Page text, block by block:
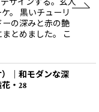
ザインする。玄人
。 黒いチューリ
の深みと赤の艶
とめました。 こ
｜和モダンな深
・28